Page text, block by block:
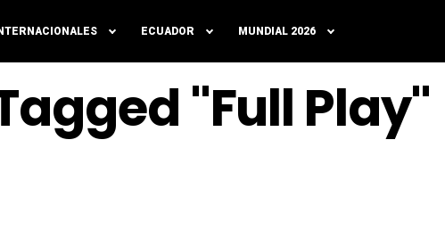
INTERNACIONALES ECUADOR MUNDIAL 2026
"Full Play"